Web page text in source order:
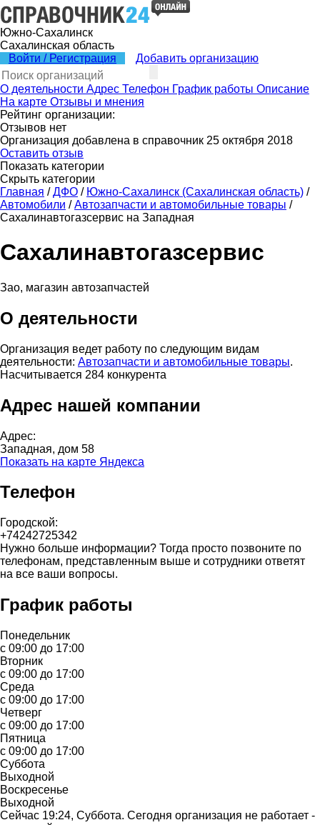
Южно-Сахалинск
Сахалинская область
Войти / Регистрация
Добавить организацию
О деятельности Адрес Телефон График работы Описание
На карте Отзывы и мнения
Рейтинг организации:
Отзывов нет
Организация добавлена в справочник 25 октября 2018
Оставить отзыв
Показать категории
Скрыть категории
Главная / ДФО / Южно-Сахалинск (Сахалинская область) /
Автомобили / Автозапчасти и автомобильные товары /
Сахалинавтогазсервис на Западная
Сахалинавтогазсервис
Зао, магазин автозапчастей
О деятельности
Организация ведет работу по следующим видам
деятельности: Автозапчасти и автомобильные товары.
Насчитывается 284 конкурента
Адрес нашей компании
Адрес:
Западная, дом 58
Показать на карте Яндекса
Телефон
Городской:
+74242725342
Нужно больше информации? Тогда просто позвоните по
телефонам, представленным выше и сотрудники ответят
на все ваши вопросы.
График работы
Понедельник
с 09:00 до 17:00
Вторник
с 09:00 до 17:00
Среда
с 09:00 до 17:00
Четверг
с 09:00 до 17:00
Пятница
с 09:00 до 17:00
Суббота
Выходной
Воскресенье
Выходной
Сейчас 19:24, Суббота. Сегодня организация не работает -